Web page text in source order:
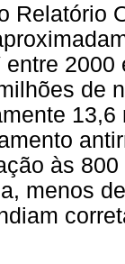
Relatório
de
às
menos